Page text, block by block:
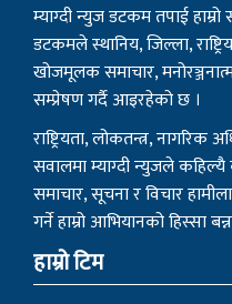
म्याग्दी न्युज डटकम तपाई हाम्रो
डटकमले स्थानिय, जिल्ला,
खोजमूलक समाचार,
सम्प्रेषण गर्दै आइरहेको छ ।
राष्ट्रियता, लोकतन्त्र,
सवालमा म्याग्दी न्युजले
समाचार, सूचना र विचार
गर्ने हाम्रो आभियानको हिस्सा
हाम्रो टिम